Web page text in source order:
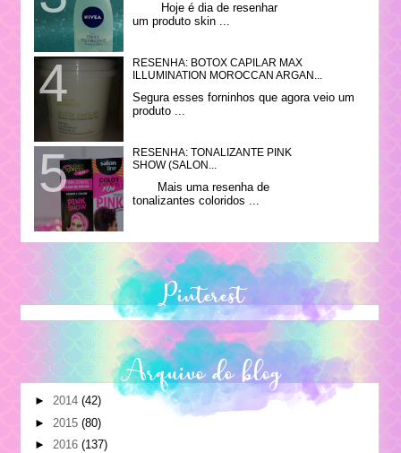
Hoje é dia de resenhar
um produto skin ...
RESENHA: BOTOX CAPILAR MAX
ILLUMINATION MOROCCAN ARGAN...
Segura esses forninhos que agora veio um
produto ...
RESENHA: TONALIZANTE PINK
SHOW (SALON...
Mais uma resenha de
tonalizantes coloridos ...
Pinterest
Arquivo do blog
► 2014 (42)
► 2015 (80)
► 2016 (137)